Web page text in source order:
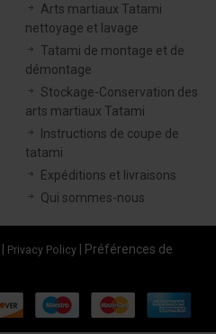
Arts martiaux Tatami
nettoyage et lavage
Tatami de montage et de
démontage
Stockage-Conservation des
arts martiaux Tatami
Instructions de coupe de
tatami
Expéditions et livraisons
Qui sommes-nous
Privacy Policy
Préférences de